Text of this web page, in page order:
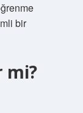
bir
mi?